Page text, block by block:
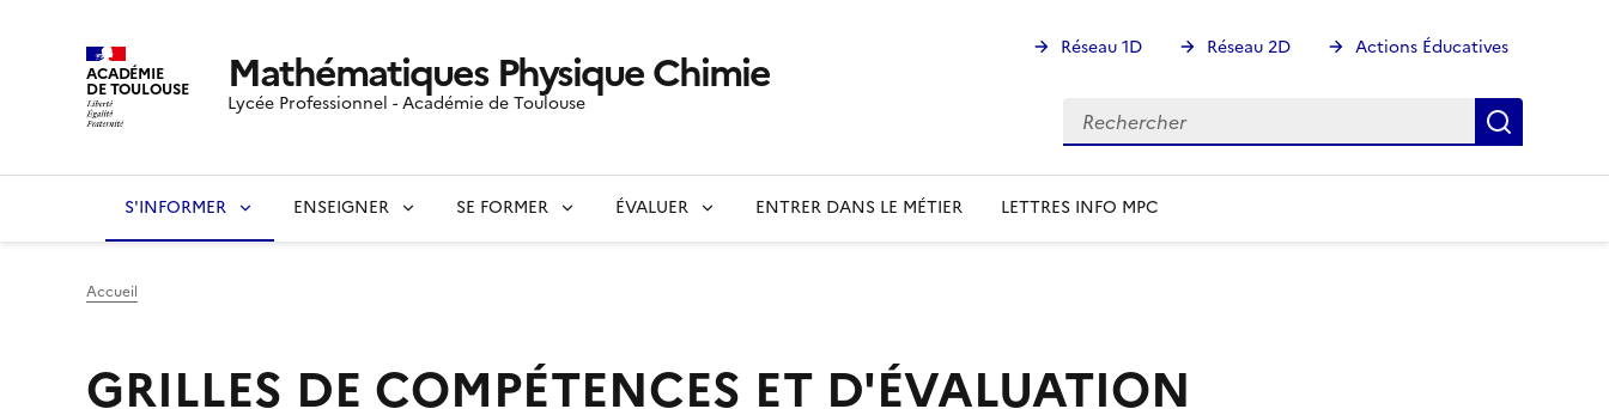
ACADÉMIE
DE TOULOUSE Mathématiques Physique Chimie
Lycée Professionnel - Académie de Toulouse
Réseau 1D Réseau 2D Actions Éducatives
Rechercher
Rechercher
S'INFORMER ENSEIGNER SE FORMER ÉVALUER ENTRER DANS LE MÉTIER LETTRES INFO MPC
Accueil
GRILLES DE COMPÉTENCES ET D'ÉVALUATION